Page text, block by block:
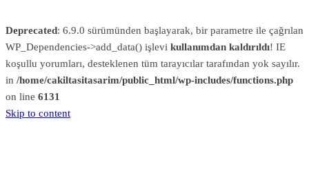
Deprecated: 6.9.0 sürümünden başlayarak, bir parametre ile çağrılan
WP_Dependencies->add_data() işlevi kullanımdan kaldırıldı! IE
koşullu yorumları, desteklenen tüm tarayıcılar tarafından yok sayılır.
in /home/cakiltasitasarim/public_html/wp-includes/functions.php
on line 6131
Skip to content